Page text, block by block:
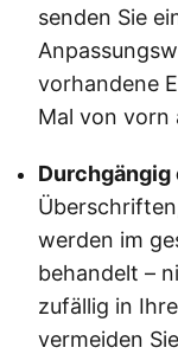
senden Sie
vorhandene
Mal von vorn
werden im
behandelt –
zufällig in
vermeiden